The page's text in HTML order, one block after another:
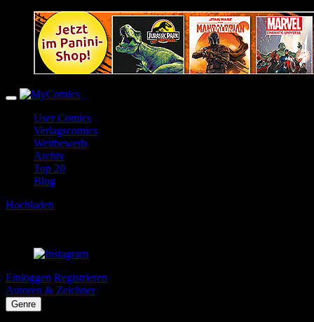
User Comics
Verlagscomics
Wettbewerb
Archiv
Top 20
Blog
Hochladen
Einloggen Registrieren
Autoren & Zeichner
Genre